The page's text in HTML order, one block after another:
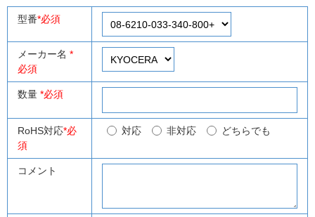
型番*必須
メーカー名 *
必須
数量 *必須
RoHS対応*必
須
対応 非対応 どちらでも
コメント